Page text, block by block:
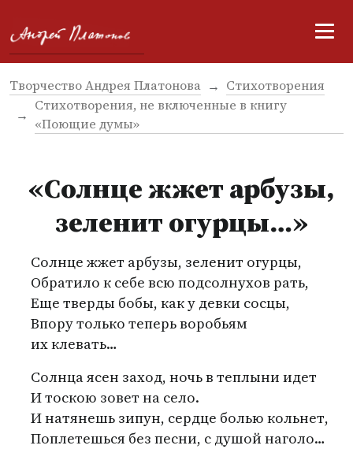
Творчество Андрея Платонова
Стихотворения
Стихотворения, не включенные в книгу
«Поющие думы»
«Солнце жжет арбузы,
зеленит огурцы…»
Солнце жжет арбузы, зеленит огурцы,
Обратило к себе всю подсолнухов рать,
Еще тверды бобы, как у девки сосцы,
Впору только теперь воробьям
их клевать…
Солнца ясен заход, ночь в теплыни идет
И тоскою зовет на село.
И натянешь зипун, сердце болью кольнет,
Поплетешься без песни, с душой наголо…